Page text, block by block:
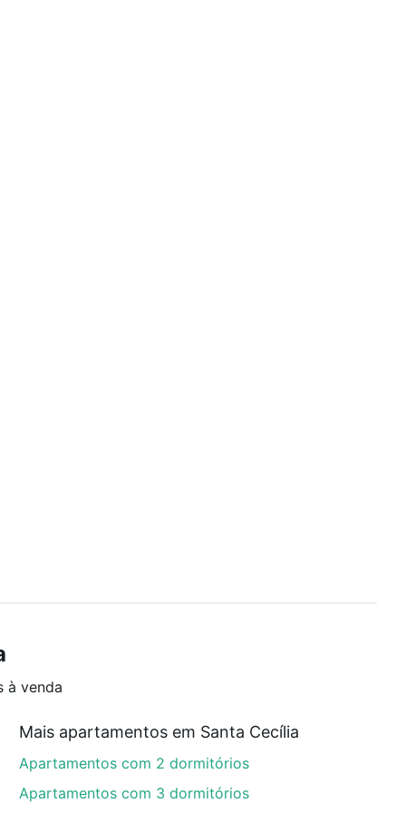
à venda
Mais apartamentos em Santa Cecília
Apartamentos com 2 dormitórios
Apartamentos com 3 dormitórios